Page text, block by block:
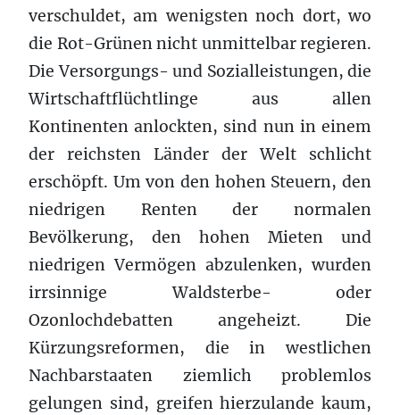
verschuldet, am wenigsten noch dort, wo
die Rot-Grünen nicht unmittelbar regieren.
Die Versorgungs- und Sozialleistungen, die
Wirtschaftflüchtlinge aus allen
Kontinenten anlockten, sind nun in einem
der reichsten Länder der Welt schlicht
erschöpft. Um von den hohen Steuern, den
niedrigen Renten der normalen
Bevölkerung, den hohen Mieten und
niedrigen Vermögen abzulenken, wurden
irrsinnige Waldsterbe- oder
Ozonlochdebatten angeheizt. Die
Kürzungsreformen, die in westlichen
Nachbarstaaten ziemlich problemlos
gelungen sind, greifen hierzulande kaum,